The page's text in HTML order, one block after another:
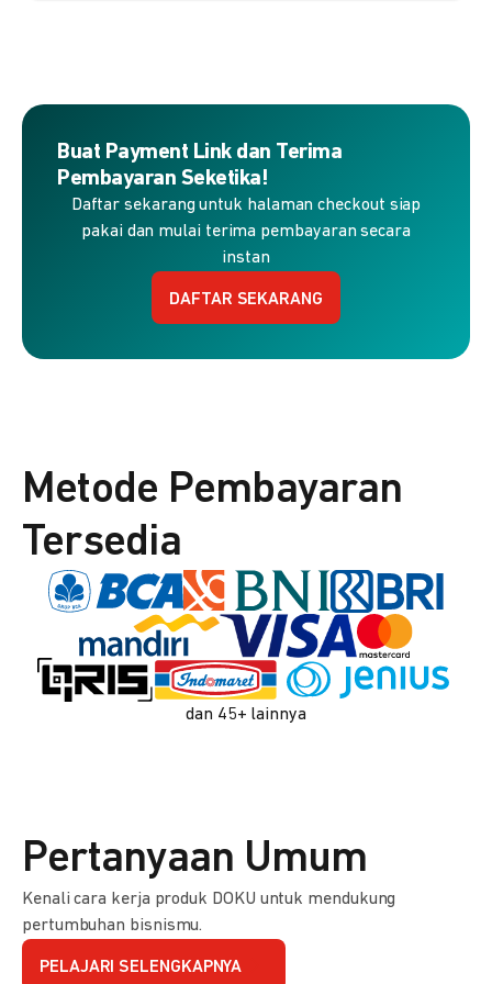
Buat Payment Link dan Terima
Pembayaran Seketika!
Daftar sekarang untuk halaman checkout siap
pakai dan mulai terima pembayaran secara
instan
DAFTAR SEKARANG
Metode Pembayaran
Tersedia
dan 45+ lainnya
Pertanyaan Umum
Kenali cara kerja produk DOKU untuk mendukung
pertumbuhan bisnismu.
PELAJARI SELENGKAPNYA